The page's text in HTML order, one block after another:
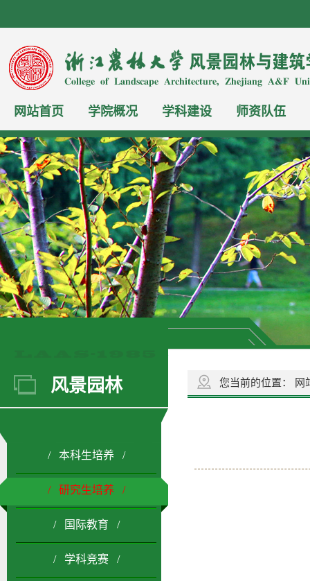
网站首页 学院概况 学科建设 师资队伍
风景园林
/ 本科生培养 /
/ 研究生培养 /
/ 国际教育 /
/ 学科竞赛 /
您当前的位置： 网